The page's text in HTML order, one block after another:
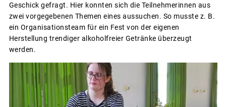
Geschick gefragt. Hier konnten sich die Teilnehmerinnen aus
zwei vorgegebenen Themen eines aussuchen. So musste z. B.
ein Organisationsteam für ein Fest von der eigenen
Herstellung trendiger alkoholfreier Getränke überzeugt
werden.